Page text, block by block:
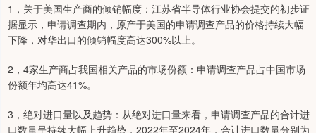
1，关于美国生产商的倾销幅度：江苏省半导体行业协会提交的初步证
据显示，申请调查期内，原产于美国的申请调查产品的价格持续大幅
下降，对华出口的倾销幅度高达300%以上。
2，4家生产商占我国相关产品的市场份额：申请调查产品占中国市场
份额年均高达41%。
3，绝对进口量以及趋势：从绝对进口量来看，申请调查产品的合计进
口数量呈持续大幅上升趋势，2022年至2024年，合计进口数量分别为